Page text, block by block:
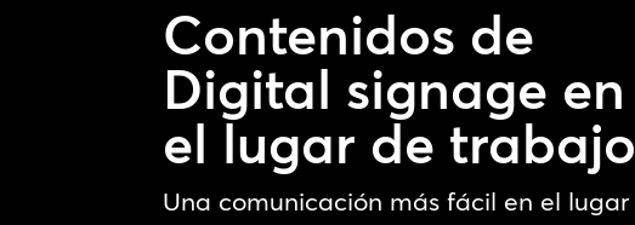
Contenidos de
Digital signage en
el lugar de trabajo
Una comunicación más fácil en el lugar